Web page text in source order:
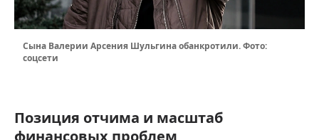
Сына Валерии Арсения Шульгина обанкротили. Фото:
соцсети
Позиция отчима и масштаб